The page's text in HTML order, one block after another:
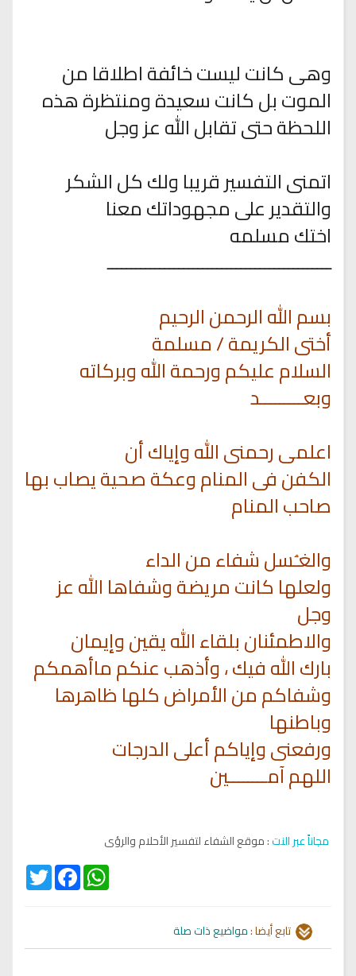
وهى كانت ليست خائفة اطلاقا من
الموت بل كانت سعيدة ومنتظرة هذه
اللحظة حتى تقابل الله عز وجل
اتمنى التفسير قريبا ولك كل الشكر
والتقدير على مجهوداتك معنا
اختك مسلمه
ـــــــــــــــــــــــــــــــــــــــــــــــ
بسم الله الرحمن الرحيم
أختى الكريمة / مسلمة
السلام عليكم ورحمة الله وبركاته
وبعـــــــــد
اعلمى رحمنى الله وإياك أن
الكفن فى المنام وعكة صحية يصاب بها
صاحب المنام
والغـُسل شفاء من الداء
ولعلها كانت مريضة وشفاها الله عز
وجل
والاطمئنان بلقاء الله يقين وإيمان
بارك الله فيك ، وأذهب عنكم ماأهمكم
وشفاكم من الأمراض كلها ظاهرها
وباطنها
ورفعنى وإياكم أعلى الدرجات
اللهم آمــــــــين
مجاناً عبر النت: موقع الشفاء لتفسير الأحلام والرؤى
Twitter
FacebookWhatsApp
تابع أيضا :مواضيع ذات صلة